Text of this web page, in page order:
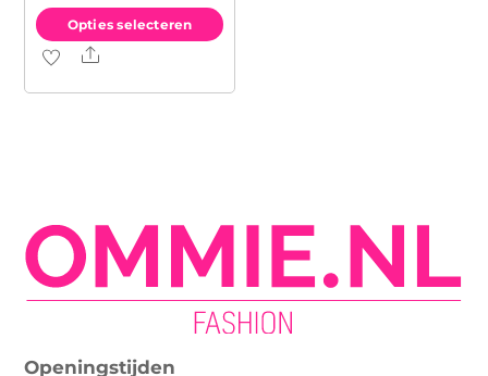
Opties selecteren
Dit
optie
kan
gekozen
Share
Openingstijden